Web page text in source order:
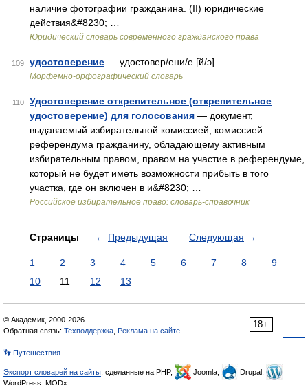
наличие фотографии гражданина. (II) юридические
действия&#8230; …
Юридический словарь современного гражданского права
109 удостоверение — удостовер/ени/е [й/э] …
Морфемно-орфографический словарь
110
Удостоверение открепительное (открепительное
удостоверение) для голосования — документ,
выдаваемый избирательной комиссией, комиссией
референдума гражданину, обладающему активным
избирательным правом, правом на участие в референдуме,
который не будет иметь возможности прибыть в того
участка, где он включен в и&#8230; …
Российское избирательное право: словарь-справочник
Страницы ← Предыдущая Следующая →
1 2 3 4 5 6 7 8
9
10
11 12 13
18+
© Академик, 2000-2026
Обратная связь: Техподдержка Реклама на сайте
👣 Путешествия
Экспорт словарей на сайты , сделанные на PHP, Joomla,
Drupal,
WordPress, MODx.